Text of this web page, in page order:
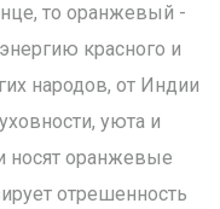
то оранжевый -
красного и
народов, от Индии
уюта и
носят оранжевые
отрешенность